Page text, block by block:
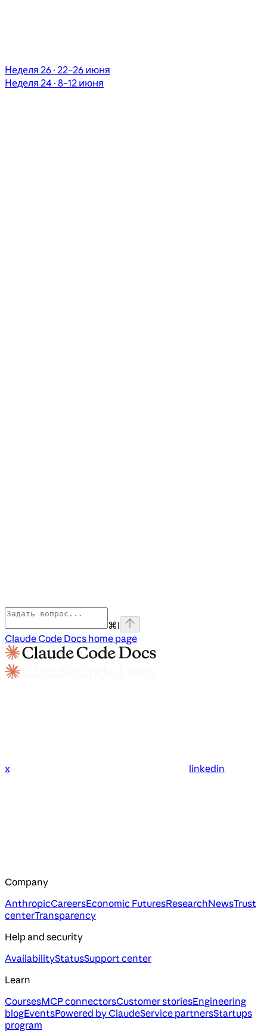
Неделя 26 · 22–26 июня
Неделя 24 · 8–12 июня
⌘I
Claude Code Docs home page
x linkedin
Company
AnthropicCareersEconomic FuturesResearchNewsTrust
centerTransparency
Help and security
AvailabilityStatusSupport center
Learn
CoursesMCP connectorsCustomer storiesEngineering
blogEventsPowered by ClaudeService partnersStartups
program